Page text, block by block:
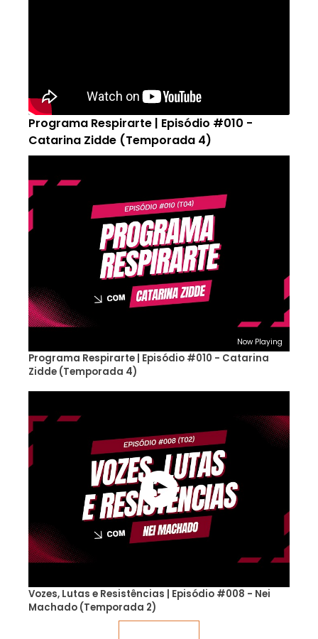
Programa Respirarte | Episódio #010 -
Catarina Zidde (Temporada 4)
Now Playing
Programa Respirarte | Episódio #010 - Catarina
Zidde (Temporada 4)
Vozes, Lutas e Resistências | Episódio #008 - Nei
Machado (Temporada 2)